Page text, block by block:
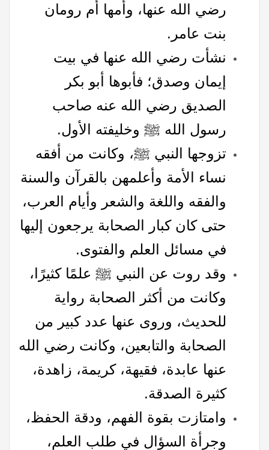
رضي الله عنها، وأمها أم رومان
بنت عامر.
نشأت رضي الله عنها في بيت
إيمان وصدق؛ فأبوها أبو بكر
الصديق رضي الله عنه صاحب
رسول الله ﷺ وخليفته الأول.
تزوجها النبي ﷺ، وكانت من أفقه
نساء الأمة وأعلمهن بالقرآن والسنة
والفقه واللغة والشعر وأيام العرب،
حتى كان كبار الصحابة يرجعون إليها
في مسائل العلم والفتوى.
وقد روت عن النبي ﷺ علمًا كثيرًا،
وكانت من أكثر الصحابة رواية
للحديث، وروى عنها عدد كبير من
الصحابة والتابعين، وكانت رضي الله
عنها عابدة، فقيهة، كريمة، زاهدة،
كثيرة الصدقة.
وامتازت بقوة الفهم، ودقة الحفظ،
وجرأة السؤال في طلب العلم،